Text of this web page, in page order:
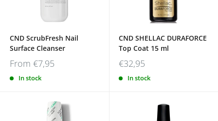
CND ScrubFresh Nail
Surface Cleanser
From €7,95
In stock
CND SHELLAC DURAFORCE
Top Coat 15 ml
€32,95
In stock